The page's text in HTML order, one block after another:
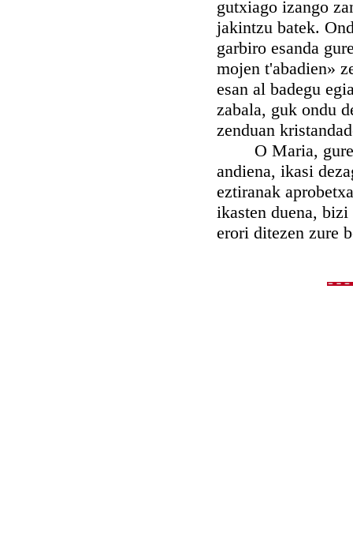
gutxiago izango
jakintzu batek.
garbiro esanda
mojen t'abadien»
esan al badegu
zabala, guk ondu
zenduan
O Maria, gure
andiena, ikasi
eztiranak
ikasten duena,
erori ditezen zure